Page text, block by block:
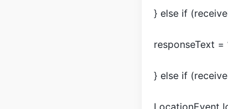
} else if
responseText =
} else if
LocationEvent